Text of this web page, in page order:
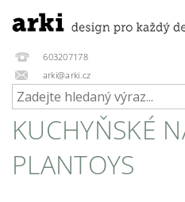
603207178
arki@arki.cz
KUCHYŇSKÉ
PLANTOYS